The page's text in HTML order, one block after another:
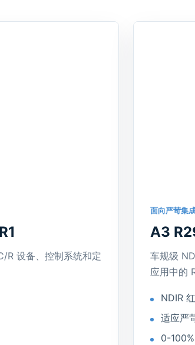
R 设备、控制系统和定
面向严苛集
A3
车规级
应用中的
NDIR
适应严
0-